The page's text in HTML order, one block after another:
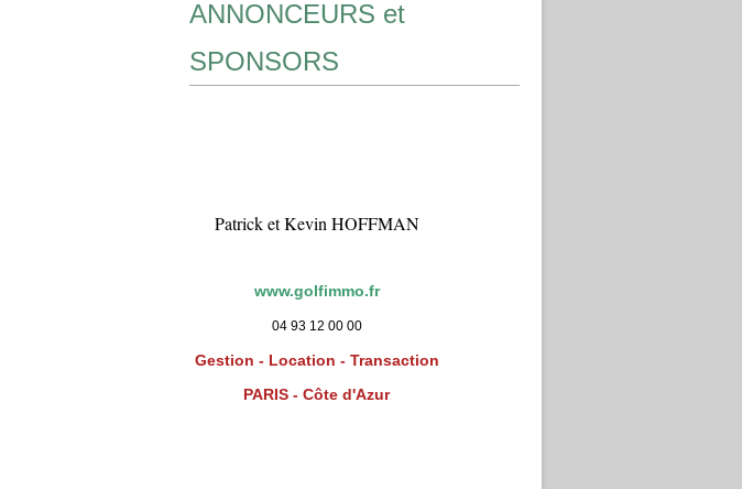
ANNONCEURS et
SPONSORS
Patrick et Kevin HOFFMAN
www.golfimmo.fr
04 93 12 00 00
Gestion - Location - Transaction
PARIS - Côte d'Azur